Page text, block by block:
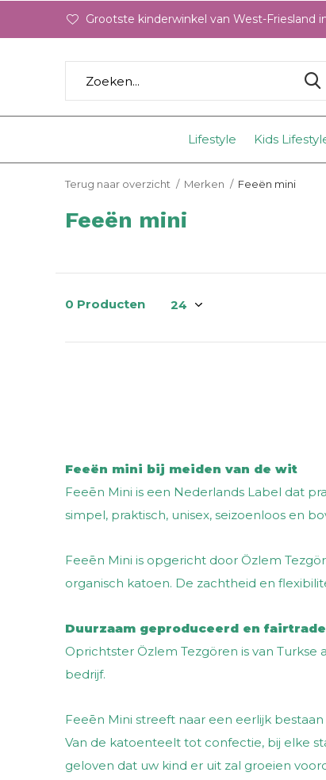
Lifestyle Kids
Grootste kinderwinkel van West-Friesland
Terug naar overzicht Merken Feeën mini
Feeën mini
0 Producten
Feeën mini bij meiden van de wit
Feeēn Mini is een Nederlands Label dat
simpel, praktisch, unisex, seizoenloos en
Feeēn Mini is opgericht door Özlem
organisch katoen. De zachtheid en
Duurzaam geproduceerd en fairtrade
Oprichtster Özlem Tezgören is van
bedrijf.
Feeēn Mini streeft naar een eerlijk
Van de katoenteelt tot confectie, bij elke
geloven dat uw kind er uit zal groeien